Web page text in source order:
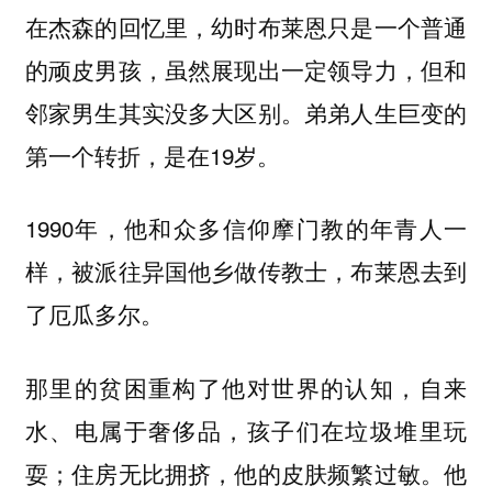
在杰森的回忆里，幼时布莱恩只是一个普通
的顽皮男孩，虽然展现出一定领导力，但和
邻家男生其实没多大区别。弟弟人生巨变的
第一个转折，是在19岁。
1990年，他和众多信仰摩门教的年青人一
样，被派往异国他乡做传教士，布莱恩去到
了厄瓜多尔。
那里的贫困重构了他对世界的认知，自来
水、电属于奢侈品，孩子们在垃圾堆里玩
耍；住房无比拥挤，他的皮肤频繁过敏。他